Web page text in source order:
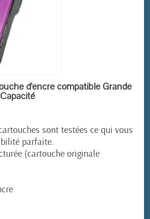
EN STOCKd'encre compatible Grande
Capacité
sont testées ce qui vous
parfaite.
(cartouche originale